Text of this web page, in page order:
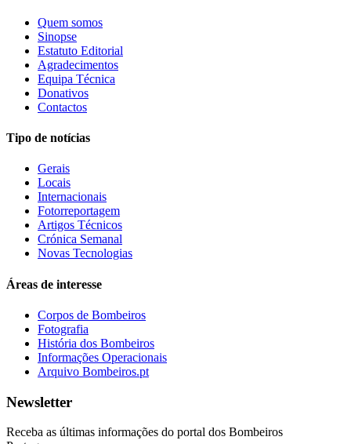
Quem somos
Sinopse
Estatuto Editorial
Agradecimentos
Equipa Técnica
Donativos
Contactos
Tipo de notícias
Gerais
Locais
Internacionais
Fotorreportagem
Artigos Técnicos
Crónica Semanal
Novas Tecnologias
Áreas de interesse
Corpos de Bombeiros
Fotografia
História dos Bombeiros
Informações Operacionais
Arquivo Bombeiros.pt
Newsletter
Receba as últimas informações do portal dos Bombeiros